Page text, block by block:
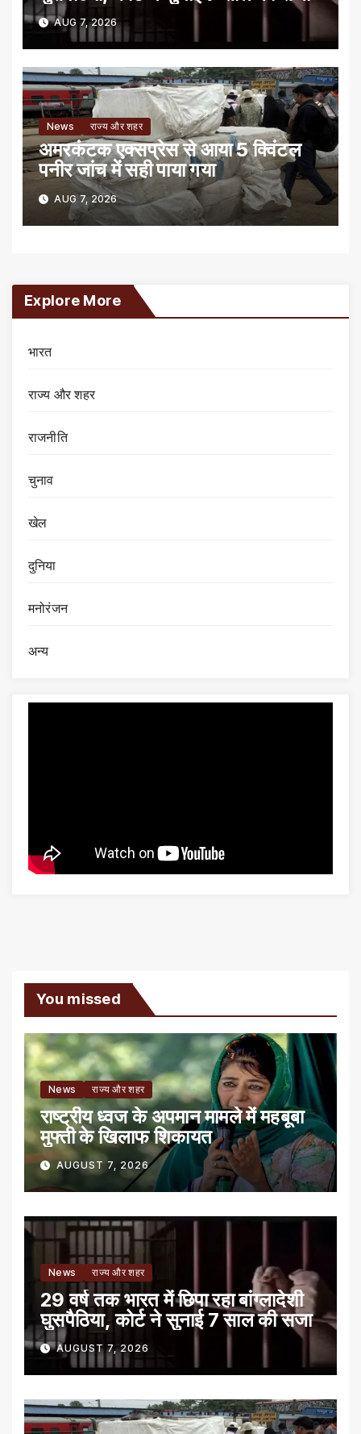
AUG 7, 2026
News राज्य और शहर
अमरकंटक एक्सप्रेस से आया 5 क्विंटल
पनीर जांच में सही पाया गया
AUG 7, 2026
Explore More
भारत
राज्य और शहर
राजनीति
चुनाव
खेल
दुनिया
मनोरंजन
अन्य
You missed
News राज्य और शहर
राष्ट्रीय ध्वज के अपमान मामले में महबूबा
मुफ्ती के खिलाफ शिकायत
AUGUST 7, 2026
News राज्य और शहर
29 वर्ष तक भारत में छिपा रहा बांग्लादेशी
घुसपैठिया, कोर्ट ने सुनाई 7 साल की सजा
AUGUST 7, 2026